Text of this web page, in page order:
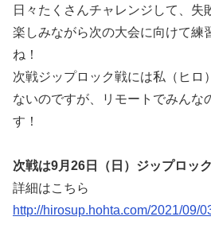
日々たくさんチャレンジして、失
楽しみながら次の大会に向けて練
ね！
次戦ジップロック戦には私（ヒロ
ないのですが、リモートでみんな
す！
次戦は9月26日（日）ジップロッ
詳細はこちら
http://hirosup.hohta.com/2021/09/